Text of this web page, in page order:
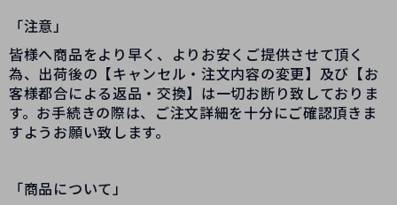
「注意」
皆様へ商品をより早く、よりお安くご提供させて頂く
為、出荷後の【キャンセル・注文内容の変更】及び【お
客様都合による返品・交換】は一切お断り致しておりま
す。お手続きの際は、ご注文詳細を十分にご確認頂きま
すようお願い致します。
「商品について」